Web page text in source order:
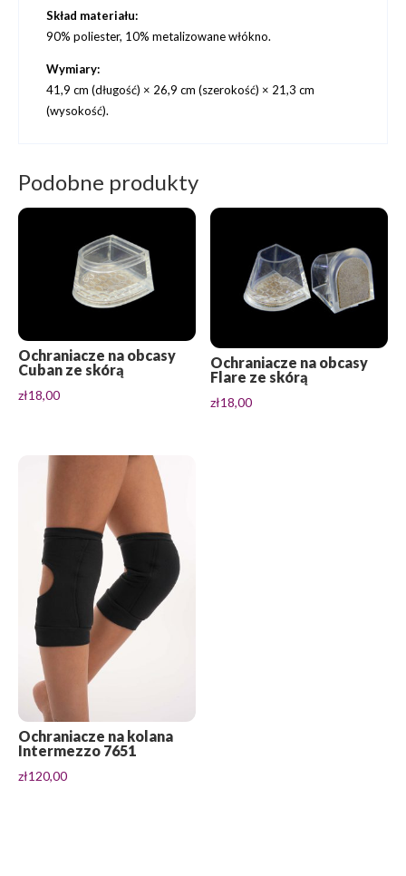
Skład materiału:
90% poliester, 10% metalizowane włókno.
Wymiary:
41,9 cm (długość) × 26,9 cm (szerokość) × 21,3 cm
(wysokość).
Podobne produkty
Ochraniacze na obcasy
Cuban ze skórą
zł18,00
Ochraniacze na obcasy
Flare ze skórą
zł18,00
Ochraniacze na kolana
Intermezzo 7651
zł120,00